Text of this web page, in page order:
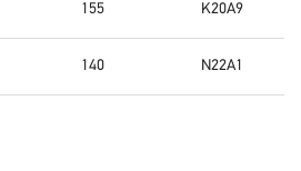
155 K20A9
140 N22A1